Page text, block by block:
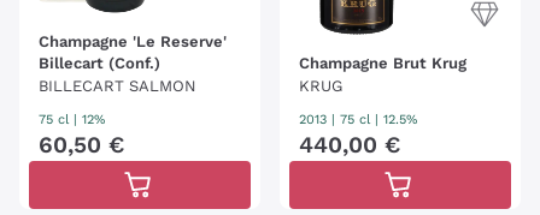
Champagne 'Le Reserve'
Billecart (Conf.)
BILLECART SALMON
75 cl | 12%
60,50 €
Champagne Brut Krug
KRUG
2013 75 cl | 12.5%
440,00 €